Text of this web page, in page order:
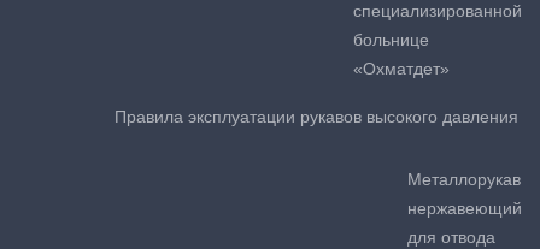
специализированной
больнице
«Охматдет»
Правила эксплуатации рукавов высокого давления
Металлорукав
нержавеющий
для отвода